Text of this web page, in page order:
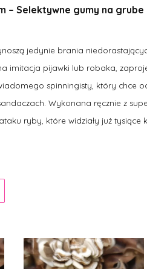
– Selektywne gumy na
jedynie brania
imitacja pijawki lub robaka,
spinningisty, który chce
Wykonana ręcznie z
ryby, które widziały już tysiące